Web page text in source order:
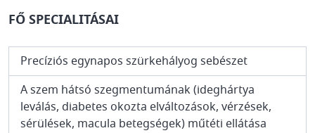
FŐ SPECIALITÁSAI
Precíziós egynapos szürkehályog sebészet
A szem hátsó szegmentumának (ideghártya
leválás, diabetes okozta elváltozások, vérzések,
sérülések, macula betegségek) műtéti ellátása